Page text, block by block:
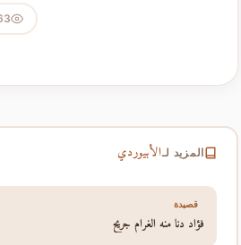
المزيد لـالأبيوردي
قصيدة
فؤاد دنا منه الغرام جريح